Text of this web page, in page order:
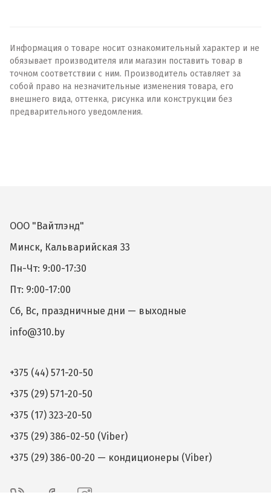
Информация о товаре носит ознакомительный характер и не
обязывает производителя или магазин поставить товар в
точном соответствии с ним. Производитель оставляет за
собой право на незначительные изменения товара, его
внешнего вида, оттенка, рисунка или конструкции без
предварительного уведомления.
ООО "Вайтлэнд"
Минск, Кальварийская 33
Пн-Чт: 9:00-17:30
Пт: 9:00-17:00
Сб, Вс, праздничные дни — выходные
info@310.by
+375 (44) 571-20-50
+375 (29) 571-20-50
+375 (17) 323-20-50
+375 (29) 386-02-50 (Viber)
+375 (29) 386-00-20 — кондиционеры (Viber)